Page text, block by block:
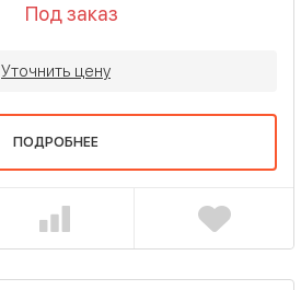
Под заказ
Уточнить цену
ПОДРОБНЕЕ